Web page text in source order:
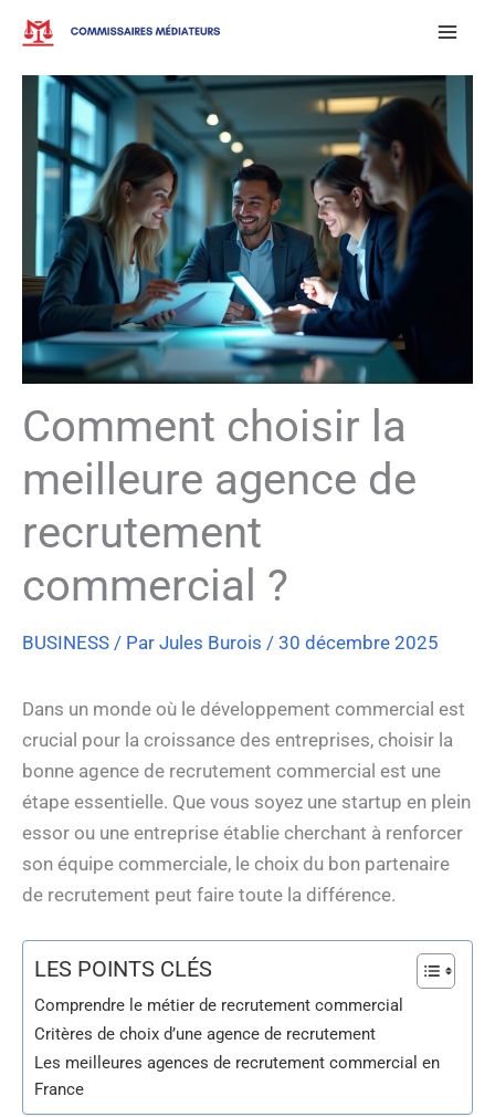
Aller
contenu
Comment choisir la
meilleure agence de
recrutement
commercial ?
BUSINESS / Par Jules Burois / 30 décembre 2025
Dans un monde où le développement commercial est
crucial pour la croissance des entreprises, choisir la
bonne agence de recrutement commercial est une
étape essentielle. Que vous soyez une startup en plein
essor ou une entreprise établie cherchant à renforcer
son équipe commerciale, le choix du bon partenaire
de recrutement peut faire toute la différence.
LES POINTS CLÉS
Comprendre le métier de recrutement commercial
Critères de choix d’une agence de recrutement
Les meilleures agences de recrutement commercial en
France